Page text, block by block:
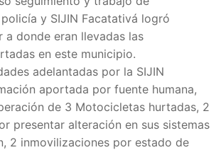
y SIJIN Facatativá logró
a donde eran llevadas las
en este municipio.
adelantadas por la SIJIN
aportada por fuente humana,
de 3 Motocicletas hurtadas, 2
presentar alteración en sus sistemas
2 inmovilizaciones por estado de